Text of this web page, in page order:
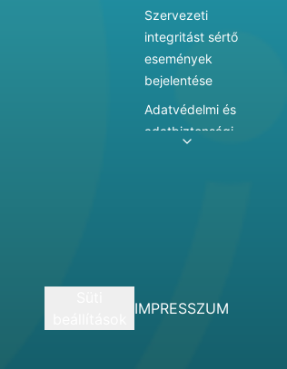
Szervezeti
integritást sértő
események
bejelentése
Adatvédelmi és
adatbiztonsági
szolgáltatásai
IMPRESSZUM